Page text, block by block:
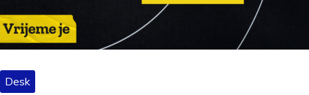
Desk